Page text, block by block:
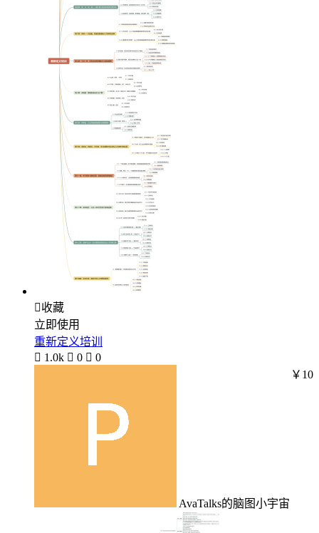
收藏
立即使用
重新定义培训
 1.0k  0  0
AvaTalks的脑图小宇宙
￥10